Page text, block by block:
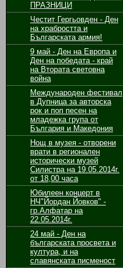
ПРАЗНИЦИ
Честит Гергьовден - Ден
на храбростта и
Българската армия!
9 май - Ден на Европа и
Ден на победата - край
на Втората световна
война
Международен фестивал
в Дупница за авторска
рок и поп песен на
младежка група от
България и Македония
Нощ в музея - отворени
врати в регионален
исторически музей
Силистра на 19.05.2014г.
от 18,00 часа
Юбилеен концерт в
НЧ"Йордан Йовков" -
гр.Алфатар на
22.05.2014г.
24 май - Ден на
българската просвета и
култура, и на
славянската писменост